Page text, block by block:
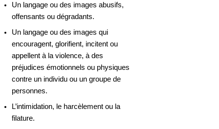
Un langage ou des images abusifs,
offensants ou dégradants.
Un langage ou des images qui
encouragent, glorifient, incitent ou
appellent à la violence, à des
préjudices émotionnels ou physiques
contre un individu ou un groupe de
personnes.
L’intimidation, le harcèlement ou la
filature.